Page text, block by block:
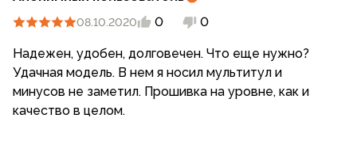
08.10.2020 0 0
Надежен, удобен, долговечен. Что еще нужно?
Удачная модель. В нем я носил мультитул и
минусов не заметил. Прошивка на уровне, как и
качество в целом.